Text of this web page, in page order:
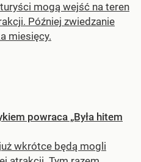
mogą wejść na teren
Później zwiedzanie
miesięcy.
powraca „Była hitem
wkrótce będą mogli